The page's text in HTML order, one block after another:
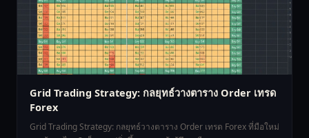
Grid Trading Strategy: กลยุทธ์วางตาราง Order เทรด
Forex
Grid Trading Strategy: กลยุทธ์วางตาราง Order เทรด Forex ที่มือใหม่